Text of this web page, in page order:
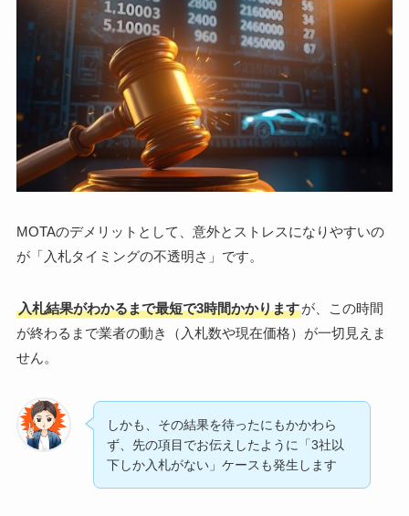
MOTAのデメリットとして、意外とストレスになりやすいの
が「入札タイミングの不透明さ」です。
入札結果がわかるまで最短で3時間かかりますが、この時間
が終わるまで業者の動き（入札数や現在価格）が一切見えま
せん。
しかも、その結果を待ったにもかかわら
ず、先の項目でお伝えしたように「3社以
下しか入札がない」ケースも発生します